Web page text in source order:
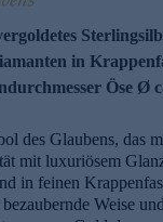
in
Öse Ø
des Glaubens, das
mit luxuriösem
in feinen
Weise